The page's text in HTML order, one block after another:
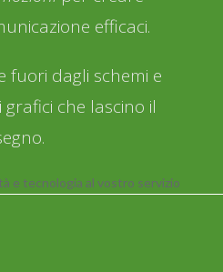
efficaci.
fuori dagli schemi e
che lascino il